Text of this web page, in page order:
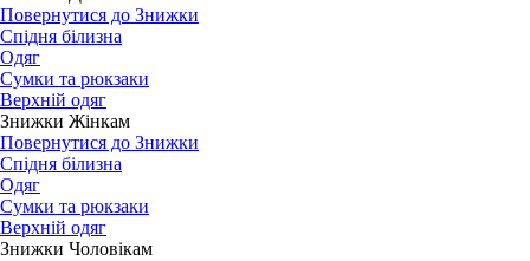
Повернутися до Знижки
Спідня білизна
Одяг
Сумки та рюкзаки
Верхній одяг
Знижки Жінкам
Повернутися до Знижки
Спідня білизна
Одяг
Сумки та рюкзаки
Верхній одяг
Знижки Чоловікам